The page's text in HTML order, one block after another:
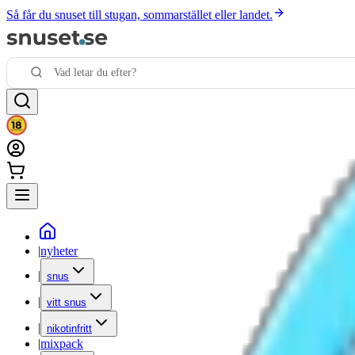
Så får du snuset till stugan, sommarstället eller landet.
|nyheter
| snus
| vitt snus
| nikotinfritt
|mixpack